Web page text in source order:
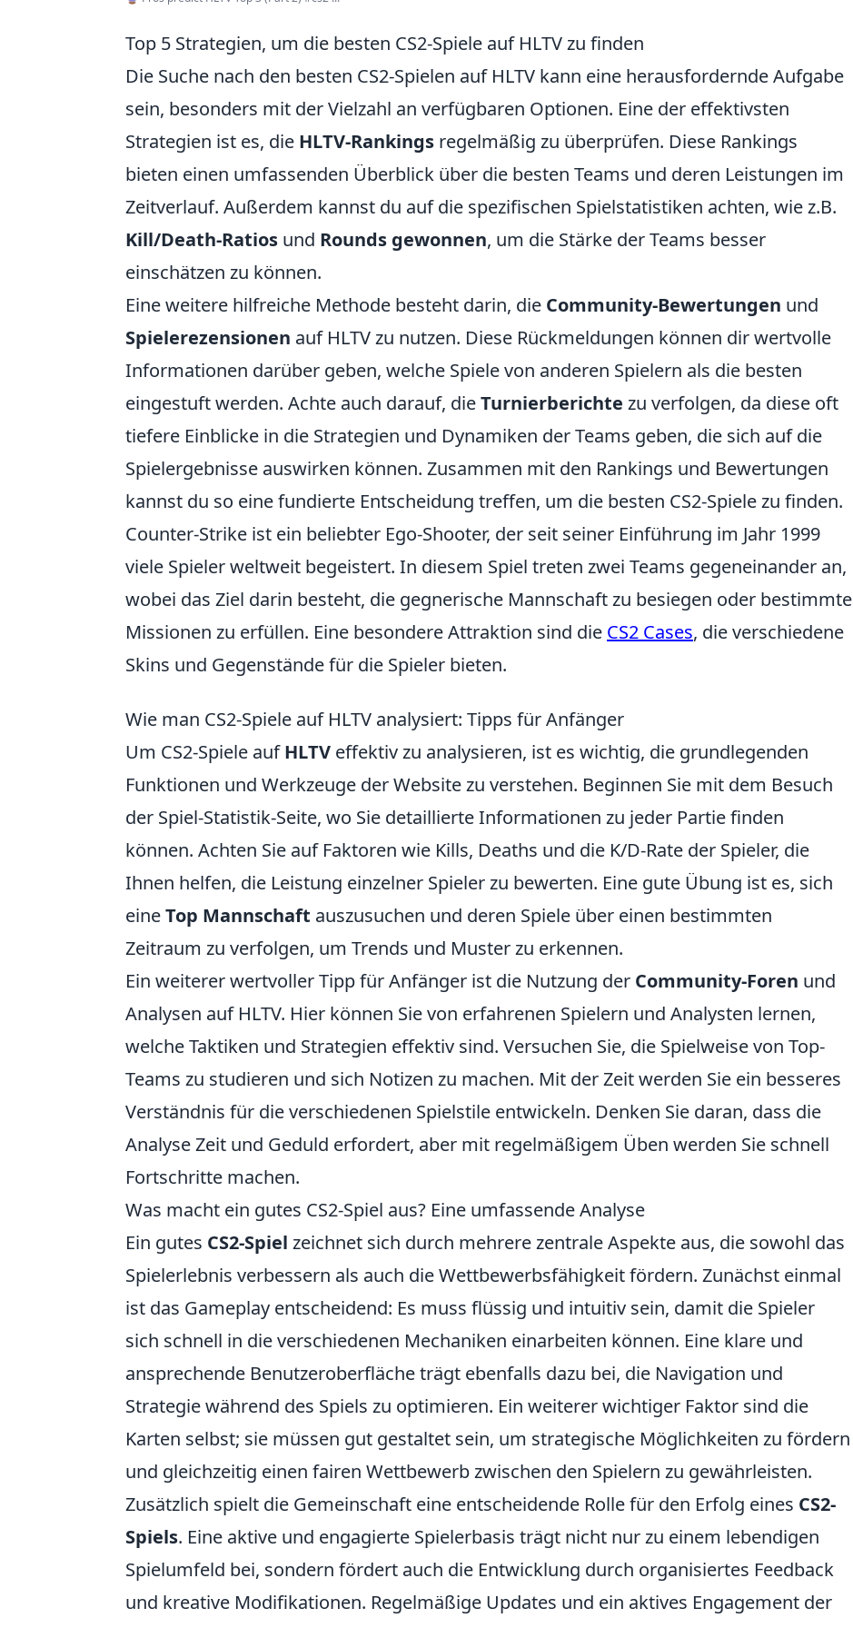
Top 5 Strategien, um die besten CS2-Spiele auf HLTV zu finden
Die Suche nach den besten CS2-Spielen auf HLTV kann eine herausfordernde Aufgabe
sein, besonders mit der Vielzahl an verfügbaren Optionen. Eine der effektivsten
Strategien ist es, die HLTV-Rankings regelmäßig zu überprüfen. Diese Rankings
bieten einen umfassenden Überblick über die besten Teams und deren Leistungen im
Zeitverlauf. Außerdem kannst du auf die spezifischen Spielstatistiken achten, wie z.B.
Kill/Death-Ratios und Rounds gewonnen, um die Stärke der Teams besser
einschätzen zu können.
Eine weitere hilfreiche Methode besteht darin, die Community-Bewertungen und
Spielerezensionen auf HLTV zu nutzen. Diese Rückmeldungen können dir wertvolle
Informationen darüber geben, welche Spiele von anderen Spielern als die besten
eingestuft werden. Achte auch darauf, dieTurnierberichte zu verfolgen, da diese oft
tiefere Einblicke in die Strategien und Dynamiken der Teams geben, die sich auf die
Spielergebnisse auswirken können. Zusammen mit den Rankings und Bewertungen
kannst du so eine fundierte Entscheidung treffen, um die besten CS2-Spiele zu finden.
Counter-Strike ist ein beliebter Ego-Shooter, der seit seiner Einführung im Jahr 1999
viele Spieler weltweit begeistert. In diesem Spiel treten zwei Teams gegeneinander an,
wobei das Ziel darin besteht, die gegnerische Mannschaft zu besiegen oder bestimmte
Missionen zu erfüllen. Eine besondere Attraktion sind die CS2 Cases, die verschiedene
Skins und Gegenstände für die Spieler bieten.
Wie man CS2-Spiele auf HLTV analysiert: Tipps für Anfänger
Um CS2-Spiele aufHLTV effektiv zu analysieren, ist es wichtig, die grundlegenden
Funktionen und Werkzeuge der Website zu verstehen. Beginnen Sie mit dem Besuch
der Spiel-Statistik-Seite, wo Sie detaillierte Informationen zu jeder Partie finden
können. Achten Sie auf Faktoren wie Kills, Deaths und die K/D-Rate der Spieler, die
Ihnen helfen, die Leistung einzelner Spieler zu bewerten. Eine gute Übung ist es, sich
eineTop Mannschaft auszusuchen und deren Spiele über einen bestimmten
Zeitraum zu verfolgen, um Trends und Muster zu erkennen.
Ein weiterer wertvoller Tipp für Anfänger ist die Nutzung der Community-Foren und
Analysen auf HLTV. Hier können Sie von erfahrenen Spielern und Analysten lernen,
welche Taktiken und Strategien effektiv sind. Versuchen Sie, die Spielweise von Top-
Teams zu studieren und sich Notizen zu machen. Mit der Zeit werden Sie ein besseres
Verständnis für die verschiedenen Spielstile entwickeln. Denken Sie daran, dass die
Analyse Zeit und Geduld erfordert, aber mit regelmäßigem Üben werden Sie schnell
Fortschritte machen.
Was macht ein gutes CS2-Spiel aus? Eine umfassende Analyse
Ein gutes CS2-Spiel zeichnet sich durch mehrere zentrale Aspekte aus, die sowohl das
Spielerlebnis verbessern als auch die Wettbewerbsfähigkeit fördern. Zunächst einmal
ist das Gameplay entscheidend: Es muss flüssig und intuitiv sein, damit die Spieler
sich schnell in die verschiedenen Mechaniken einarbeiten können. Eine klare und
ansprechende Benutzeroberfläche trägt ebenfalls dazu bei, die Navigation und
Strategie während des Spiels zu optimieren. Ein weiterer wichtiger Faktor sind die
Karten selbst; sie müssen gut gestaltet sein, um strategische Möglichkeiten zu fördern
und gleichzeitig einen fairen Wettbewerb zwischen den Spielern zu gewährleisten.
Zusätzlich spielt die Gemeinschaft eine entscheidende Rolle für den Erfolg eines CS2-
Spiels. Eine aktive und engagierte Spielerbasis trägt nicht nur zu einem lebendigen
Spielumfeld bei, sondern fördert auch die Entwicklung durch organisiertes Feedback
und kreative Modifikationen. Regelmäßige Updates und ein aktives Engagement der